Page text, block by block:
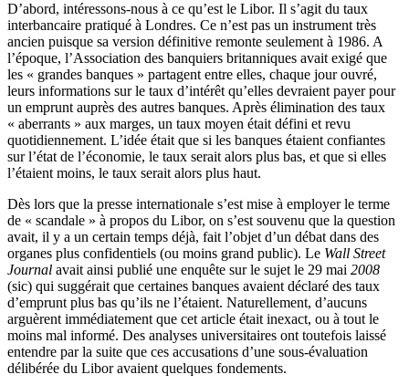
D’abord, intéressons-nous à ce qu’est le Libor. Il s’agit du taux
interbancaire pratiqué à Londres. Ce n’est pas un instrument très
ancien puisque sa version définitive remonte seulement à 1986. A
l’époque, l’Association des banquiers britanniques avait exigé que
les « grandes banques » partagent entre elles, chaque jour ouvré,
leurs informations sur le taux d’intérêt qu’elles devraient payer pour
un emprunt auprès des autres banques. Après élimination des taux
« aberrants » aux marges, un taux moyen était défini et revu
quotidiennement. L’idée était que si les banques étaient confiantes
sur l’état de l’économie, le taux serait alors plus bas, et que si elles
l’étaient moins, le taux serait alors plus haut.
Dès lors que la presse internationale s’est mise à employer le terme
de « scandale » à propos du Libor, on s’est souvenu que la question
avait, il y a un certain temps déjà, fait l’objet d’un débat dans des
organes plus confidentiels (ou moins grand public). Le Wall Street
Journal avait ainsi publié une enquête sur le sujet le 29 mai 2008
(sic) qui suggérait que certaines banques avaient déclaré des taux
d’emprunt plus bas qu’ils ne l’étaient. Naturellement, d’aucuns
arguèrent immédiatement que cet article était inexact, ou à tout le
moins mal informé. Des analyses universitaires ont toutefois laissé
entendre par la suite que ces accusations d’une sous-évaluation
délibérée du Libor avaient quelques fondements.